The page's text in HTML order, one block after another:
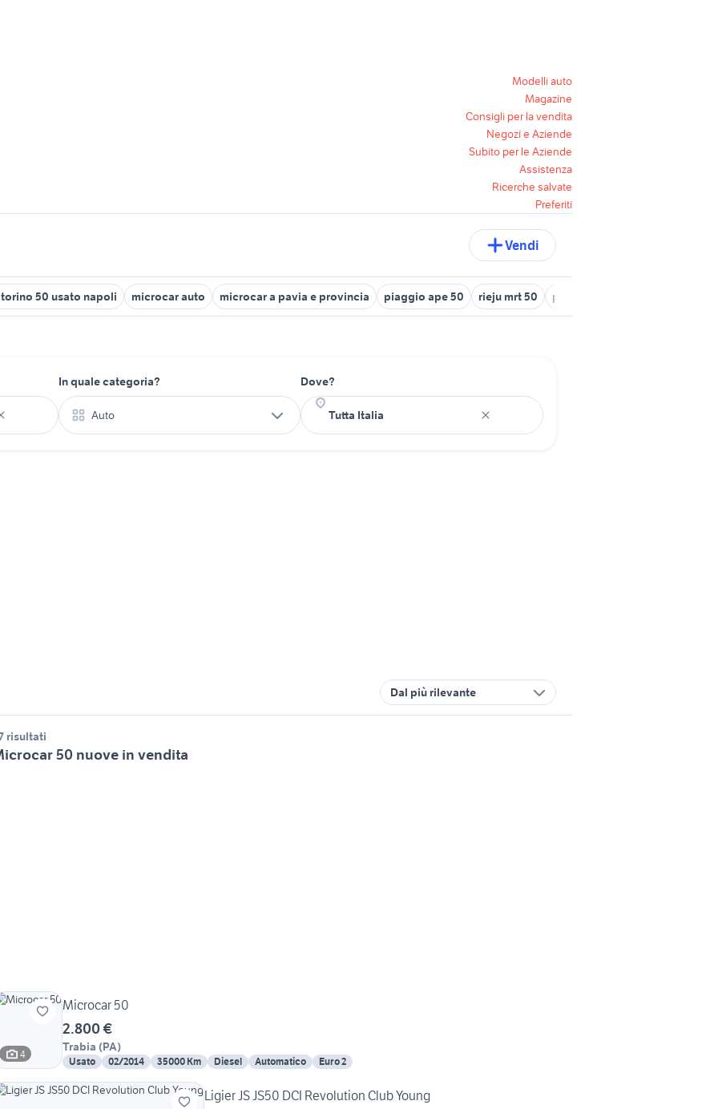
Modelli auto
Magazine
Consigli per la vendita
Negozi e Aziende
Subito per le Aziende
Assistenza
Ricerche salvate
Preferiti
Vendi
50 usato napoli microcar auto microcar a pavia e provincia piaggio ape 50 rieju mrt 50 piastrelle cemento 50x50
In quale categoria?
Auto
Dove?
Dal più rilevante
risultati
50 nuove in vendita
4
Microcar 50
2.800 €
Trabia (PA)
Usato 02/2014 35000 Km Diesel Automatico Euro 2
Ligier JS JS50 DCI Revolution Club Young